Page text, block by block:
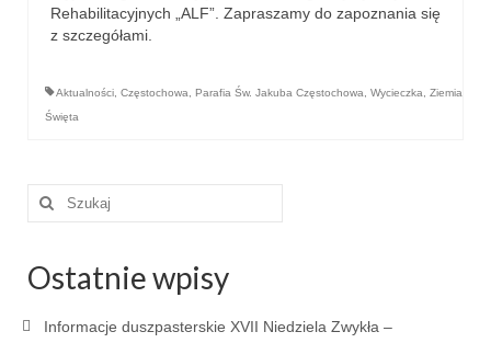
e-Katolik
Sakramenty
Sakrament eucharystii
Sakrament bierzmowania
Rehabilitacyjnych „ALF”. Zapraszamy do zapoznania się
z szczegółami.
Aktualności, Częstochowa, Parafia Św. Jakuba Częstochowa, Wycieczka, Ziemia
Święta
Szuklaj
Ostatnie wpisy
Informacje duszpasterskie XVII Niedziela Zwykła –